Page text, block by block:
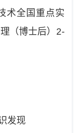
术全国重点实
（博士后） 2-
发现